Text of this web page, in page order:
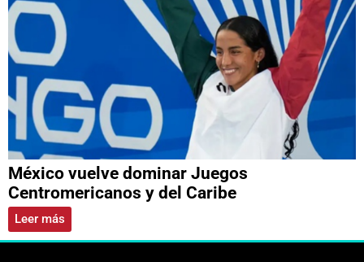
México vuelve dominar Juegos
Centromericanos y del Caribe
Leer más